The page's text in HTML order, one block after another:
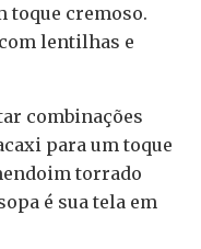
toque cremoso.
lentilhas e
combinações
para um toque
torrado
é sua tela em